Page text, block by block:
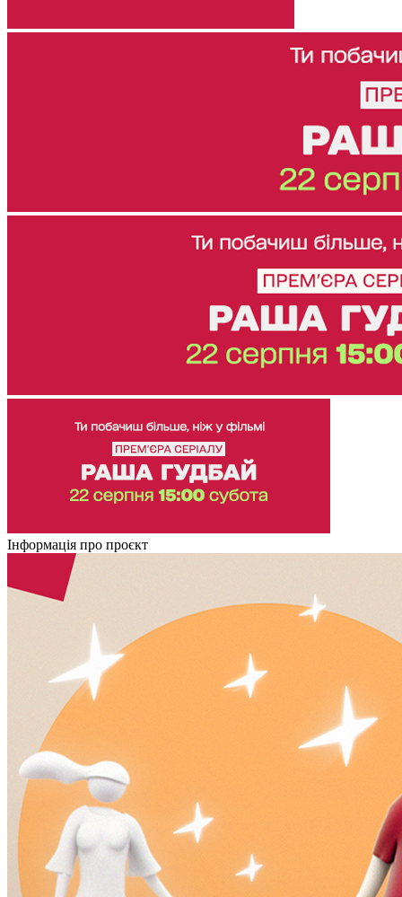
Інформація про проєкт